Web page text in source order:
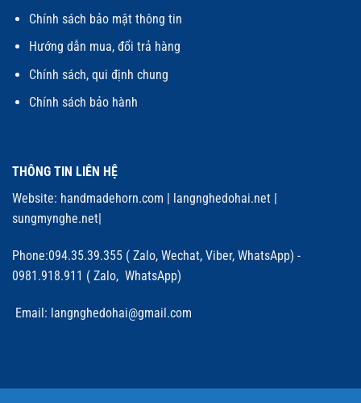
Chính sách bảo mật thông tin
Hướng dẫn mua, đổi trả hàng
Chính sách, qui định chung
Chính sách bảo hành
THÔNG TIN LIÊN HỆ
Website: handmadehorn.com langnghedohai.net
sungmynghe.net
Phone:094.35.39.355 ( Zalo, Wechat, Viber, WhatsApp) -
0981.918.911 ( Zalo, WhatsApp)
Email: langnghedohai@gmail.com